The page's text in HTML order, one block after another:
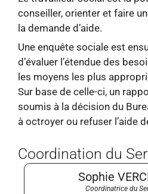
conseiller, orienter et faire
la demande d’aide.
Une enquête sociale est
d’évaluer l’étendue des
les moyens les plus
Sur base de celle-ci, un
soumis à la décision du
à octroyer ou refuser l’aide
Coordination du
Sophie
Coordinatrice du